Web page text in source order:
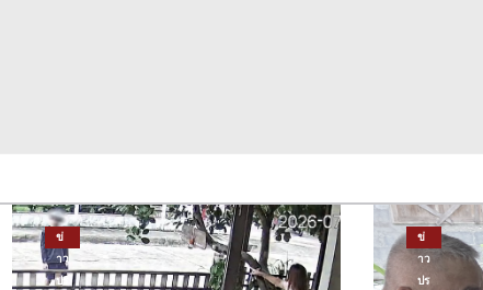
ข่
าว
ปร
ข่
าว
ปร